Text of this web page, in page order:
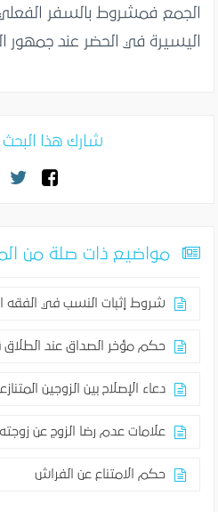
الجمع فمشروط بالسفر
اليسيرة في الحضر عند جمهور
شارك هذا
مواضيع ذات صلة من
شروط إثبات النسب في الفقه
حكم مؤخر الصداق عند الطلاق
دعاء الإصلاح بين الزوجين
علامات عدم رضا الزوج عن زوجته
حكم الامتناع عن الفراش